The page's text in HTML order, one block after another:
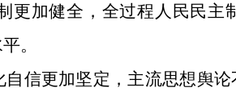
更加健全，全过程人民民主
。
信更加坚定，主流思想舆论